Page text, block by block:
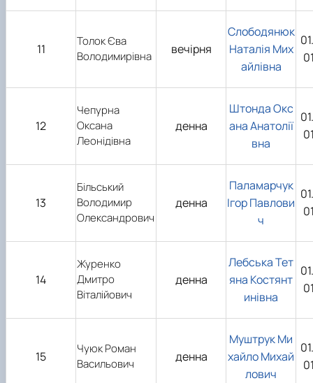
11
Толок Єва
Володимирівна
вечірня
Слободянюк
Наталія Мих
айлівна
12
Чепурна
Оксана
Леонідівна
денна
Штонда Окс
ана Анатолії
вна
13
Більський
Володимир
Олександрович
денна
Паламарчук
Ігор Павлови
ч
14
Журенко
Дмитро
Віталійович
денна
Лебська Тет
яна Костянт
инівна
15
Чуюк Роман
Васильович
денна
Муштрук Ми
хайло Михай
лович